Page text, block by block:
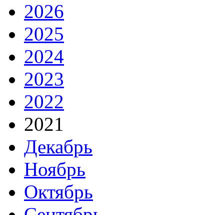
2026
2025
2024
2023
2022
2021
Декабрь
Ноябрь
Октябрь